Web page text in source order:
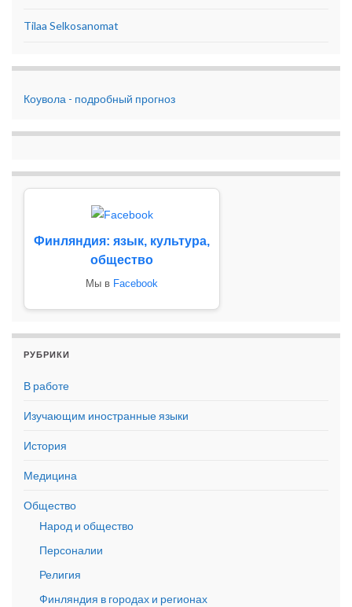
Tilaa Selkosanomat
Коувола - подробный прогноз
Финляндия: язык, культура,
общество
Мы в Facebook
РУБРИКИ
В работе
Изучающим иностранные языки
История
Медицина
Общество
Народ и общество
Персоналии
Религия
Финляндия в городах и регионах